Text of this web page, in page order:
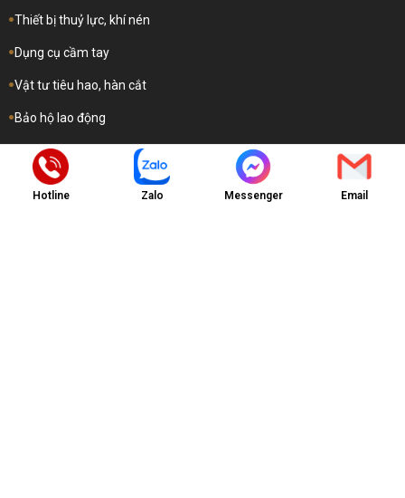
Thiết bị thuỷ lực, khí nén
Dụng cụ cầm tay
Vật tư tiêu hao, hàn cắt
Bảo hộ lao động
Hotline Zalo Messenger Email